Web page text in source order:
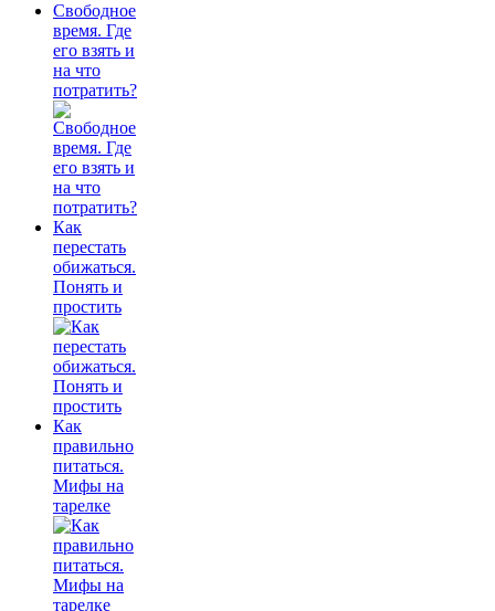
Свободное
время. Где
его взять и
на что
потратить?
Как
перестать
обижаться.
Понять и
простить
Как
правильно
питаться.
Мифы на
тарелке